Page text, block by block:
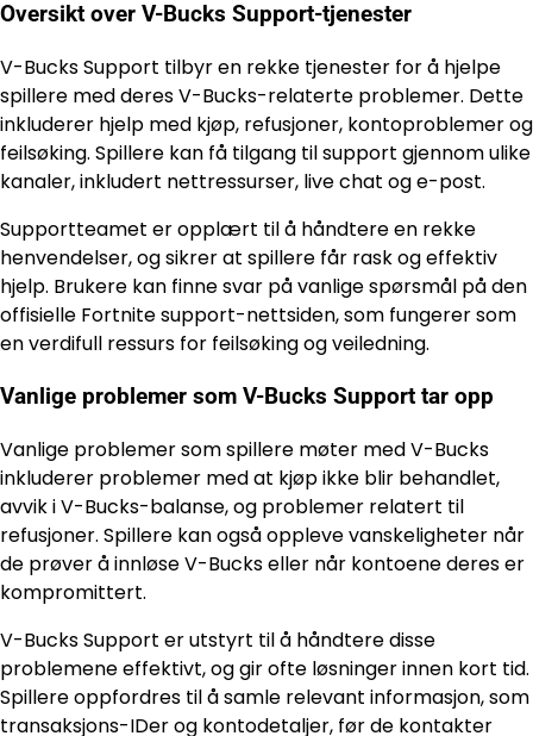
Oversikt over V-Bucks Support-tjenester
V-Bucks Support tilbyr en rekke tjenester for å hjelpe
spillere med deres V-Bucks-relaterte problemer. Dette
inkluderer hjelp med kjøp, refusjoner, kontoproblemer og
feilsøking. Spillere kan få tilgang til support gjennom ulike
kanaler, inkludert nettressurser, live chat og e-post.
Supportteamet er opplært til å håndtere en rekke
henvendelser, og sikrer at spillere får rask og effektiv
hjelp. Brukere kan finne svar på vanlige spørsmål på den
offisielle Fortnite support-nettsiden, som fungerer som
en verdifull ressurs for feilsøking og veiledning.
Vanlige problemer som V-Bucks Support tar opp
Vanlige problemer som spillere møter med V-Bucks
inkluderer problemer med at kjøp ikke blir behandlet,
avvik i V-Bucks-balanse, og problemer relatert til
refusjoner. Spillere kan også oppleve vanskeligheter når
de prøver å innløse V-Bucks eller når kontoene deres er
kompromittert.
V-Bucks Support er utstyrt til å håndtere disse
problemene effektivt, og gir ofte løsninger innen kort tid.
Spillere oppfordres til å samle relevant informasjon, som
transaksjons-IDer og kontodetaljer, før de kontakter